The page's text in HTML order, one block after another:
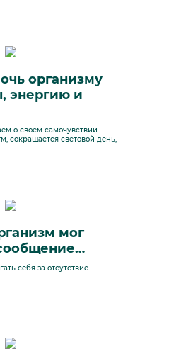
организму
энергию и
о своём самочувствии.
сокращается световой день,
мог
себя за отсутствие